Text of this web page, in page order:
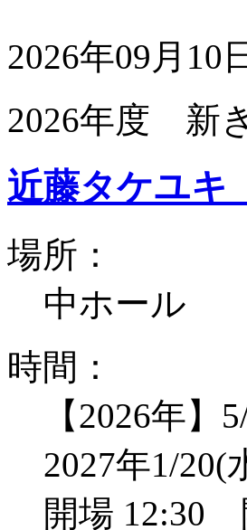
2026年09月10
2026年度 新
近藤タケユ
場所：
中ホール
時間：
【2026年
2027年1/20(
開場 12:30